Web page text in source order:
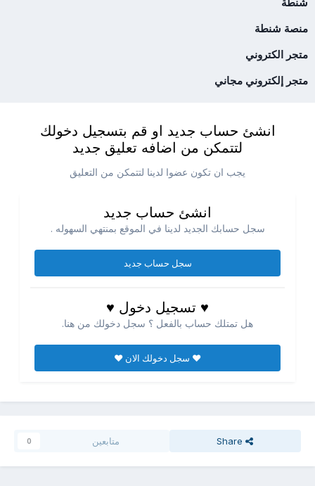
منصة شنطة
متجر الكتروني
متجر إلكتروني مجاني
انشئ حساب جديد او قم بتسجيل دخولك
لتتمكن من اضافه تعليق جديد
يجب ان تكون عضوا لدينا لتتمكن من التعليق
انشئ حساب جديد
سجل حسابك الجديد لدينا في الموقع بمنتهي السهوله .
سجل حساب جديد
♥ تسجيل دخول ♥
هل تمتلك حساب بالفعل ؟ سجل دخولك من هنا.
♥ سجل دخولك الان ♥
Share متابعين 0